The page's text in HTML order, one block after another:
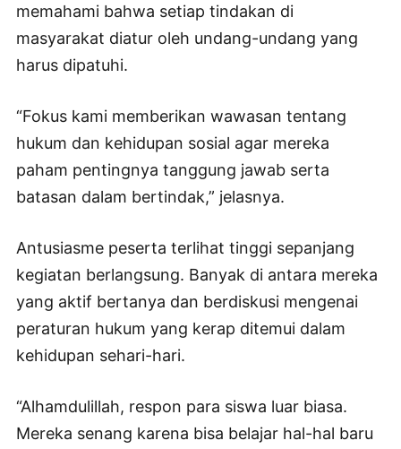
memahami bahwa setiap tindakan di
masyarakat diatur oleh undang-undang yang
harus dipatuhi.
“Fokus kami memberikan wawasan tentang
hukum dan kehidupan sosial agar mereka
paham pentingnya tanggung jawab serta
batasan dalam bertindak,” jelasnya.
Antusiasme peserta terlihat tinggi sepanjang
kegiatan berlangsung. Banyak di antara mereka
yang aktif bertanya dan berdiskusi mengenai
peraturan hukum yang kerap ditemui dalam
kehidupan sehari-hari.
“Alhamdulillah, respon para siswa luar biasa.
Mereka senang karena bisa belajar hal-hal baru